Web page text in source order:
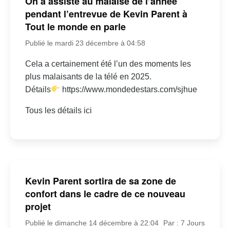
pendant l’entrevue de Kevin Parent à
Tout le monde en parle
Publié le mardi 23 décembre à 04:58
Cela a certainement été l’un des moments les
plus malaisants de la télé en 2025.
Détails
https://www.mondedestars.com/sjhue
Tous les détails ici
Kevin Parent sortira de sa zone de
confort dans le cadre de ce nouveau
projet
Publié le dimanche 14 décembre à 22:04 Par : 7 Jours